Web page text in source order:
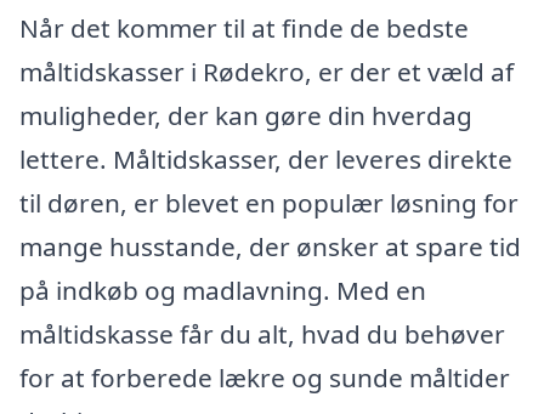
Når det kommer til at finde de bedste
måltidskasser i Rødekro, er der et væld af
muligheder, der kan gøre din hverdag
lettere. Måltidskasser, der leveres direkte
til døren, er blevet en populær løsning for
mange husstande, der ønsker at spare tid
på indkøb og madlavning. Med en
måltidskasse får du alt, hvad du behøver
for at forberede lækre og sunde måltider